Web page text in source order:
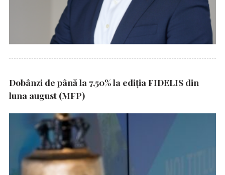
Dobânzi de până la 7,50% la ediția FIDELIS din
luna august (MFP)